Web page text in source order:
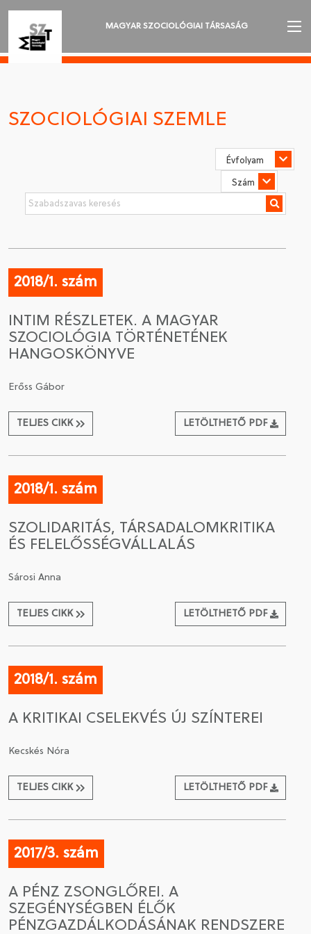
MAGYAR SZOCIOLÓGIAI TÁRSASÁG
SZOCIOLÓGIAI SZEMLE
CSATLAKOZÁS A TÁRSASÁGHOZ / MEGÚJÍTOM A
TAGSÁGOMAT
SZOCIOLÓGIAI SZEMLE
2018/1. szám
INTIM RÉSZLETEK. A MAGYAR
SZOCIOLÓGIA TÖRTÉNETÉNEK
HANGOSKÖNYVE
Erőss Gábor
TELJES CIKK LETÖLTHETŐ PDF
2018/1. szám
SZOLIDARITÁS, TÁRSADALOMKRITIKA
ÉS FELELŐSSÉGVÁLLALÁS
Sárosi Anna
TELJES CIKK LETÖLTHETŐ PDF
2018/1. szám
A KRITIKAI CSELEKVÉS ÚJ SZÍNTEREI
Kecskés Nóra
TELJES CIKK LETÖLTHETŐ PDF
2017/3. szám
A PÉNZ ZSONGLŐREI. A
SZEGÉNYSÉGBEN ÉLŐK
PÉNZGAZDÁLKODÁSÁNAK RENDSZERE